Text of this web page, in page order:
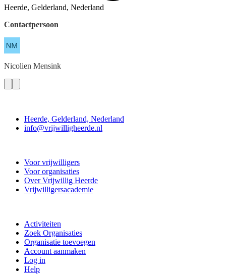
Heerde, Gelderland, Nederland
Contactpersoon
Nicolien Mensink
Heerde, Gelderland, Nederland
info@vrijwilligheerde.nl
Voor vrijwilligers
Voor organisaties
Over Vrijwillig Heerde
Vrijwilligersacademie
Activiteiten
Zoek Organisaties
Organisatie toevoegen
Account aanmaken
Log in
Help